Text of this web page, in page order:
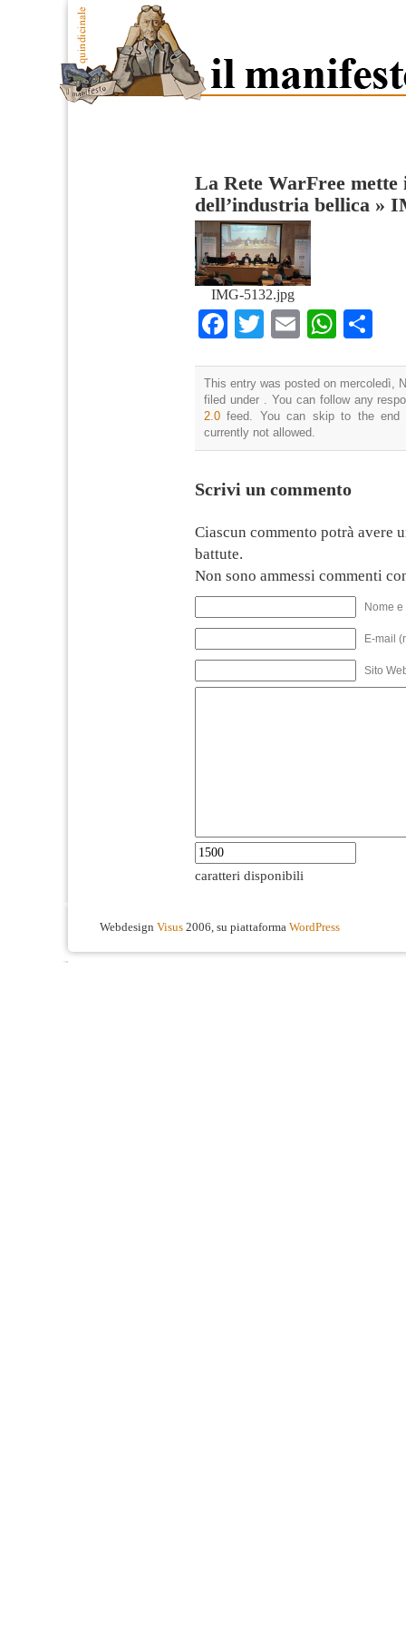
La Rete WarFree mette
dell’industria bellica »
IMG-5132.jpg
Facebook
TwitterEmail
This entry was posted on mercoledì,
filed under . You can follow any
2.0 feed. You can skip to the end
currently not allowed.
Scrivi un commento
Ciascun commento potrà avere
battute.
Non sono ammessi commenti
Nome
E-mail
Sito
caratteri disponibili
Webdesign Visus 2006, su piattaforma WordPress